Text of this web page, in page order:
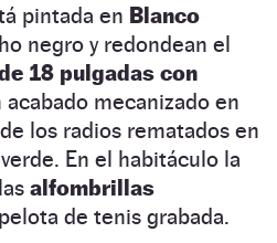
pintada en Blanco
negro y redondean el
18 pulgadas con
mecanizado en
los radios rematados en
En el habitáculo la
alfombrillas
de tenis grabada.